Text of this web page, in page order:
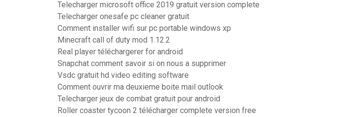
Telecharger microsoft office 2019 gratuit version complete
Telecharger onesafe pc cleaner gratuit
Comment installer wifi sur pc portable windows xp
Minecraft call of duty mod 1.12.2
Real player téléchargerer for android
Snapchat comment savoir si on nous a supprimer
Vsdc gratuit hd video editing software
Comment ouvrir ma deuxieme boite mail outlook
Telecharger jeux de combat gratuit pour android
Roller coaster tycoon 2 télécharger complete version free